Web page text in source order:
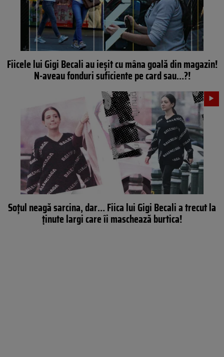
Fiicele lui Gigi Becali au ieșit cu mâna goală din magazin!
N-aveau fonduri suficiente pe card sau…?!
Soțul neagă sarcina, dar… Fiica lui Gigi Becali a trecut la
ținute largi care îi maschează burtica!